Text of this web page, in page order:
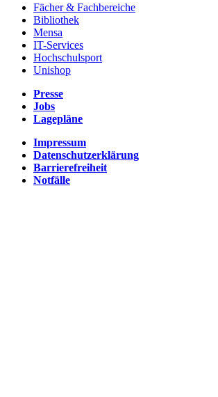
Fächer & Fachbereiche
Bibliothek
Mensa
IT-Services
Hochschulsport
Unishop
Presse
Jobs
Lagepläne
Impressum
Datenschutzerklärung
Barrierefreiheit
Notfälle